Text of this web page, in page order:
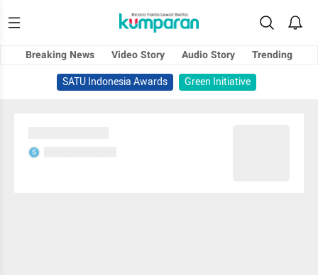
Breaking News Video Story Audio Story
Trending
SATU Indonesia Awards
Green Initiative
S